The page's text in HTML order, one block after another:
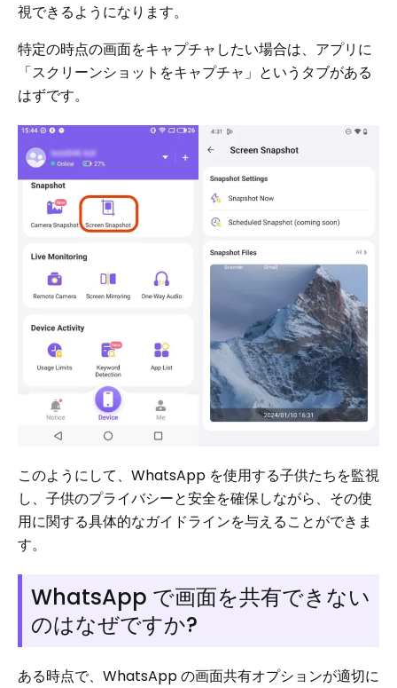
視できるようになります。
特定の時点の画面をキャプチャしたい場合は、アプリに
「スクリーンショットをキャプチャ」というタブがある
はずです。
このようにして、WhatsApp を使用する子供たちを監視
し、子供のプライバシーと安全を確保しながら、その使
用に関する具体的なガイドラインを与えることができま
す。
WhatsApp で画面を共有できない
のはなぜですか?
ある時点で、WhatsApp の画面共有オプションが適切に